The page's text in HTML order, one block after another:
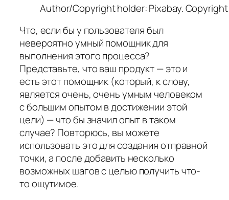
Author/Copyright holder: Pixabay.
Что, если бы у пользователя был
невероятно умный помощник для
выполнения этого процесса?
Представьте, что ваш продукт — это и
есть этот помощник (который, к слову,
является очень, очень умным человеком
с большим опытом в достижении этой
цели) — что бы значил опыт в таком
случае? Повторюсь, вы можете
использовать это для создания отправной
точки, а после добавить несколько
возможных шагов с целью получить что-
то ощутимое.